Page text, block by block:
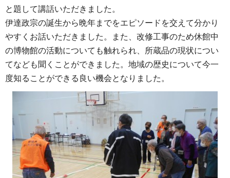
と題して講話いただきました。
伊達政宗の誕生から晩年までをエピソードを交えて分かり
やすくお話いただきました。また、改修工事のため休館中
の博物館の活動についても触れられ、所蔵品の現状につい
てなども聞くことができました。地域の歴史について今一
度知ることができる良い機会となりました。